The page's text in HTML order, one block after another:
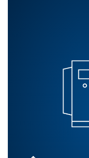
Garantisci
personalizzato
migliora
manutenzione.